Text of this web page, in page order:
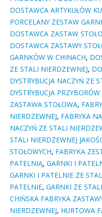
DOSTAWCA ARTYKUŁÓW
PORCELANY ZESTAW
DOSTAWCA ZASTAW
DOSTAWCA ZASTAWY
GARNKÓW W CHINACH,
ZE STALI NIERDZEWNEJ,
DYSTRYBUCJA NACZYŃ ZE
DYSTRYBUCJA
ZASTAWA STOŁOWA,
NIERDZEWNEJ, FABRYKA
NACZYŃ ZE STALI
STALI NIERDZEWNEJ
STOŁOWYCH, FABRYKA
PATELNIĄ, GARNKI I
GARNKI I PATELNIE ZE
PATELNIE, GARNKI ZE
CHIŃSKA FABRYKA
NIERDZEWNEJ, HURTOWA